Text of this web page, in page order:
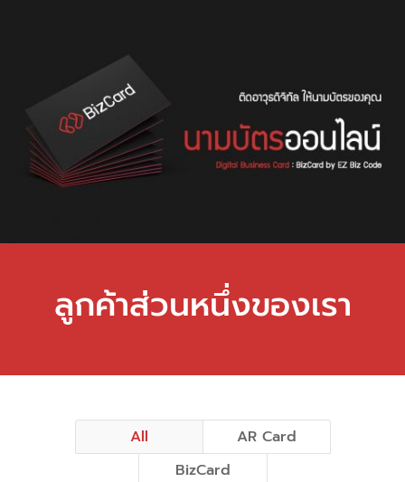
ลูกค้าส่วนหนึ่งของเรา
All
AR Card
BizCard